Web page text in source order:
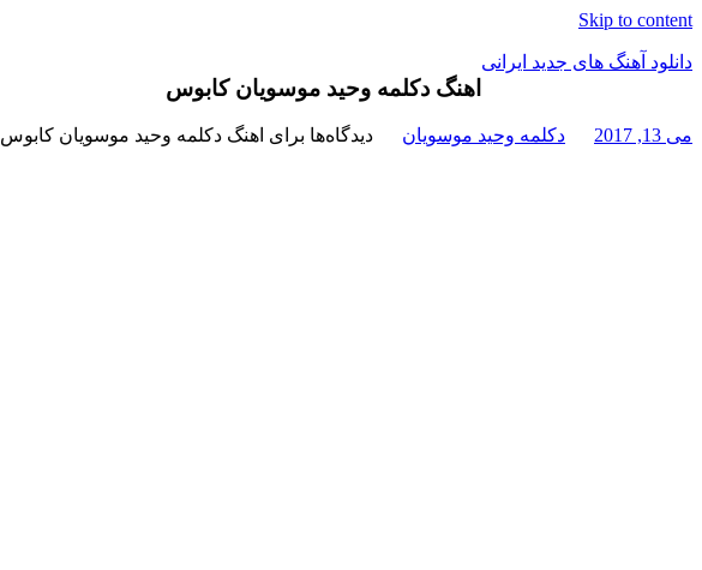
Skip to content
دانلود آهنگ های جدید ایرانی
فول
اهنگ دکلمه وحید موسویان کابوس
می 13, 2017 دکلمه وحید موسویان دیدگاه‌ها برای اهنگ دکلمه وحید موسویان کابوس